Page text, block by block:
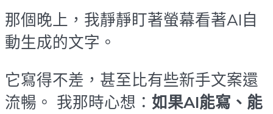
那個晚上，我靜靜盯著螢幕看著AI自
動生成的文字。
它寫得不差，甚至比有些新手文案還
流暢。 我那時心想： 如果AI能寫、能